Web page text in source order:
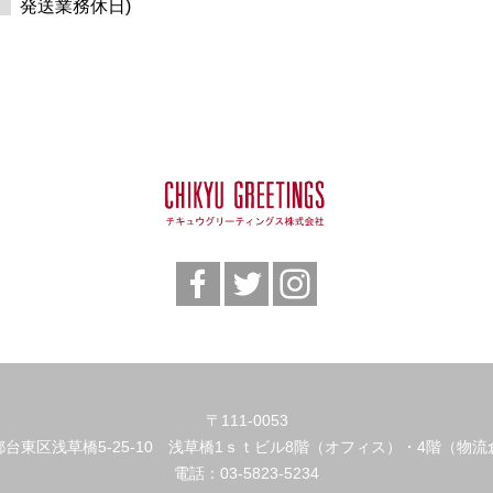
発送業務休日)
〒111-0053
台東区浅草橋5-25-10 浅草橋1ｓｔビル8階（オフィス）・4階（物流
電話： 03-5823-5234